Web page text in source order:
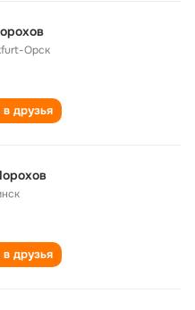
Орск
друзья
друзья